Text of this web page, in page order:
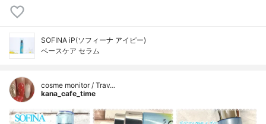
SOFINA iP(ソフィーナ アイピー)
ベースケア セラム
cosme monitor / Trav…
kana_cafe_time